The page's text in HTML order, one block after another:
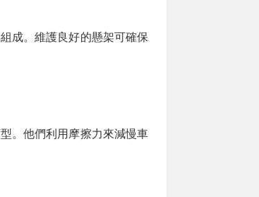
成。維護良好的懸架可確保
。他們利用摩擦力來減慢車